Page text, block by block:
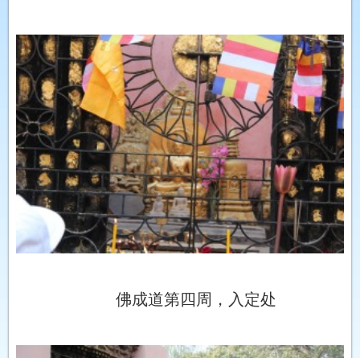
佛成道第四周，入定处